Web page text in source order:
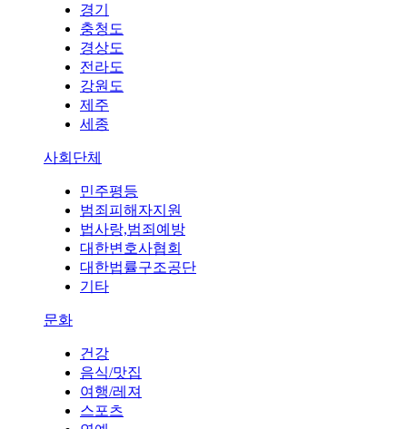
경기
충청도
경상도
전라도
강원도
제주
세종
사회단체
민주평등
범죄피해자지원
법사랑,범죄예방
대한변호사협회
대한법률구조공단
기타
문화
건강
음식/맛집
여행/레져
스포츠